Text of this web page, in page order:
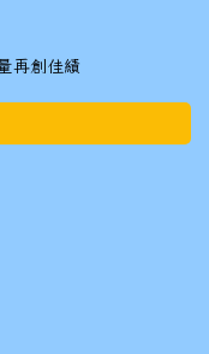
再創佳績